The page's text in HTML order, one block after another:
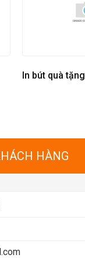
In bút quà tặng
HÀNG